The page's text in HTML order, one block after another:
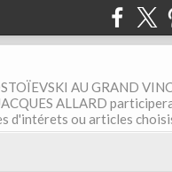
AU GRAND
ALLARD
d'intérets ou articles